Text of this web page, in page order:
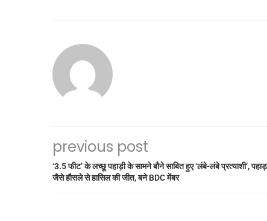
previous post
‘3.5 फीट’ के लच्छू पहाड़ी के सामने बौने साबित हुए ‘लंबे-लंबे प्रत्याशी’, पहाड़
जैसे हौसले से हासिल की जीत, बने BDC मेंबर